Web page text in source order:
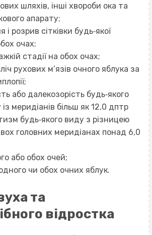
шляхів, інші хвороби ока та
апарату;
і розрив сітківки будь‐якої
очах;
стадії на обох очах;
рухових м’язів очного яблука за
або далекозорість будь‐якого
меридіанів більш як 12,0 дптр
будь‐якого виду з різницею
головних меридіанах понад 6,0
або обох очей;
чи обох очних яблук.
та
відростка